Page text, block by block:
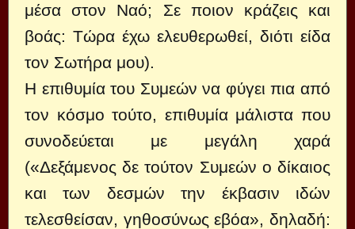
μέσα στον Ναό; Σε ποιον κράζεις και
βοάς: Τώρα έχω ελευθερωθεί, διότι είδα
τον Σωτήρα μου).
Η επιθυμία του Συμεών να φύγει πια από
τον κόσμο τούτο, επιθυμία μάλιστα που
συνοδεύεται με μεγάλη χαρά
(«Δεξάμενος δε τούτον Συμεών ο δίκαιος
και των δεσμών την έκβασιν ιδών
τελεσθείσαν, γηθοσύνως εβόα», δηλαδή: